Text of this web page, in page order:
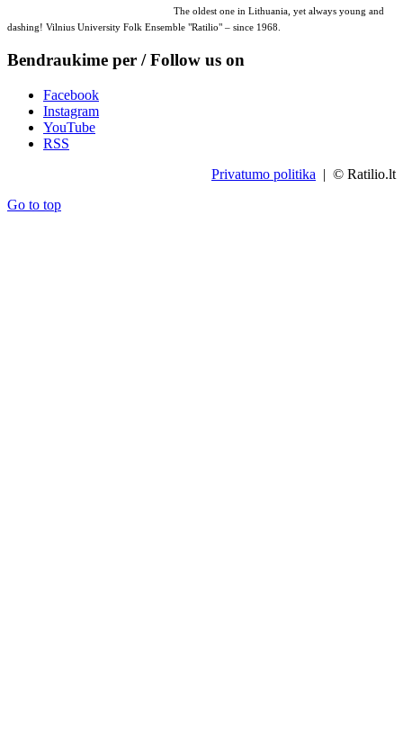
The oldest one in Lithuania, yet always young and
dashing! Vilnius University Folk Ensemble "Ratilio" – since 1968.
Bendraukime per / Follow us on
Facebook
Instagram
YouTube
RSS
Privatumo politika | © Ratilio.lt
Go to top